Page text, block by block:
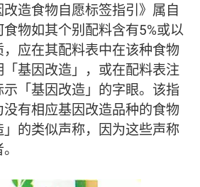
造食物自愿标签指引》属自
物如其个别配料含有5%或以
应在其配料表中在该种食物
基因改造」，或在配料表注
「基因改造」的字眼。该指
有相应基因改造品种的食物
的类似声称，因为这些声称